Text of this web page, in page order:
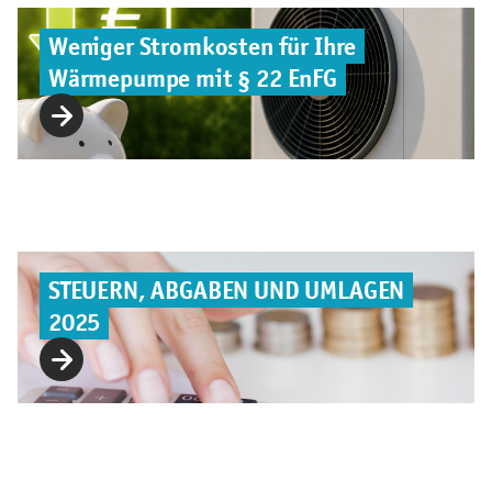
Weniger Stromkosten für Ihre
Wärmepumpe mit § 22 EnFG
STEUERN, ABGABEN UND UMLAGEN
2025